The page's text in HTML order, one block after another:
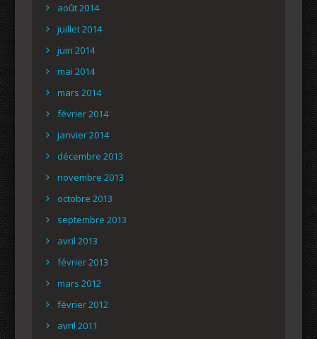
août 2014
juillet 2014
juin 2014
mai 2014
mars 2014
février 2014
janvier 2014
décembre 2013
novembre 2013
octobre 2013
septembre 2013
avril 2013
février 2013
mars 2012
février 2012
avril 2011